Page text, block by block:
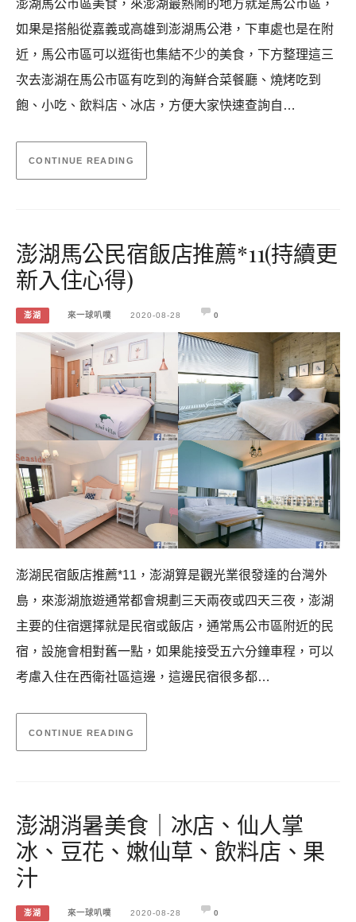
澎湖馬公市區美食，來澎湖最熱鬧的地方就是馬公市區，
如果是搭船從嘉義或高雄到澎湖馬公港，下車處也是在附
近，馬公市區可以逛街也集結不少的美食，下方整理這三
次去澎湖在馬公市區有吃到的海鮮合菜餐廳、燒烤吃到
飽、小吃、飲料店、冰店，方便大家快速查詢自…
CONTINUE READING
澎湖馬公民宿飯店推薦*11(持續更
新入住心得)
澎湖 來一球叭噗 2020-08-28 0
澎湖民宿飯店推薦*11，澎湖算是觀光業很發達的台灣外
島，來澎湖旅遊通常都會規劃三天兩夜或四天三夜，澎湖
主要的住宿選擇就是民宿或飯店，通常馬公市區附近的民
宿，設施會相對舊一點，如果能接受五六分鐘車程，可以
考慮入住在西衛社區這邊，這邊民宿很多都…
CONTINUE READING
澎湖消暑美食｜冰店、仙人掌
冰、豆花、嫩仙草、飲料店、果
汁
澎湖 來一球叭噗 2020-08-28 0